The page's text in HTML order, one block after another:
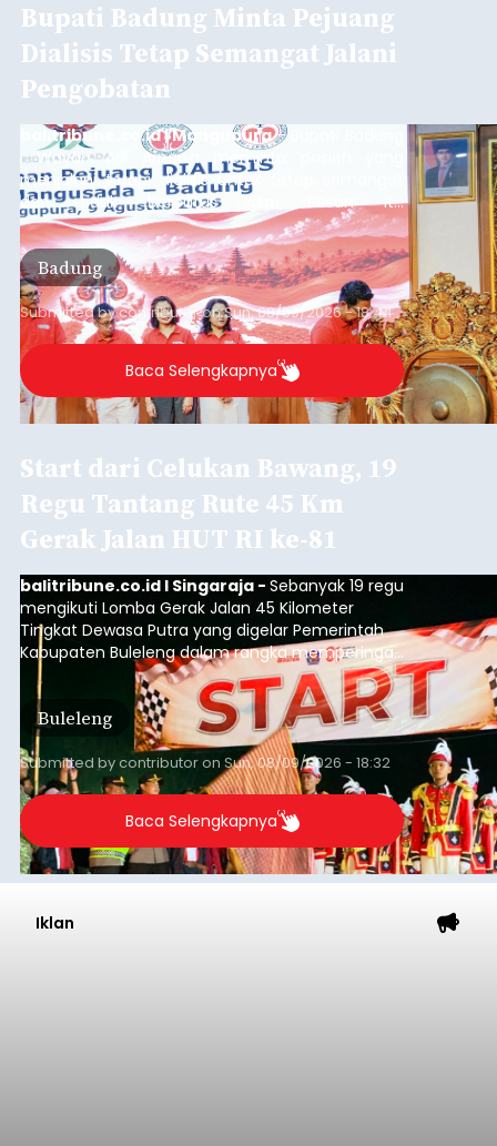
Bupati Badung Minta Pejuang
Dialisis Tetap Semangat Jalani
Pengobatan
balitribune.co.id | Mangupura- Bupati Badung
I Wayan Adi Arnawa meminta pasien yang
menjalani terapi dialisis untuk tetap semangat
dan tidak berputus asa. Pesan itu
disampaikannya saat menghadiri Sarasehan
Pejuang Dialisis yang digelar RSD Mangusada di
Ruang Kertha Gosana, Puspem Badung, Minggu
(9/8/2026).
Badung
Submitted bycontributoronSun, 08/09/2026 - 18:44
Baca Selengkapnya
Start dari Celukan Bawang, 19
Regu Tantang Rute 45 Km
Gerak Jalan HUT RI ke-81
balitribune.co.id I Singaraja - Sebanyak 19 regu
mengikuti Lomba Gerak Jalan 45 Kilometer
Tingkat Dewasa Putra yang digelar Pemerintah
Kabupaten Buleleng dalam rangka memperingati
HUT ke-81 Kemerdekaan Republik Indonesia.
Lomba resmi dimulai dari Lapangan Sepak Bola
Desa Celukan Bawang, Sabtu (8/8/2026) malam.
Buleleng
Submitted bycontributoron Sun, 08/09/2026 - 18:32
Baca Selengkapnya
Iklan